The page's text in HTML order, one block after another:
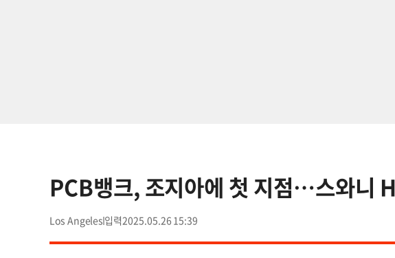
PCB뱅크, 조지아에 첫 지점…스와니
Los Angeles 2025.05.26 15:39